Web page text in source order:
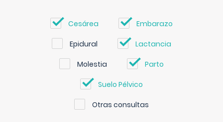
Cesárea Embarazo
Epidural Lactancia
Molestia Parto
Suelo Pélvico
Otras consultas